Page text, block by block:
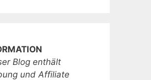
Blog enthält
und Affiliate